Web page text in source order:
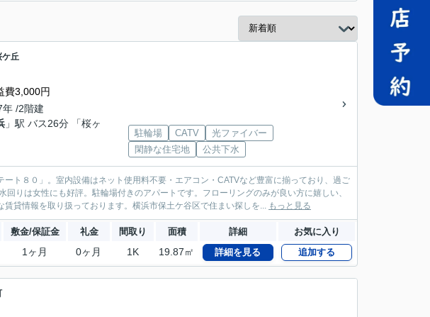
ケ丘
費3,000円
/2階建
」駅 バス26分 「桜ヶ
駐輪場 CATV
光ファイバー
閑静な住宅地
公共下水
ト８０」。室内設備はネット使用料不要・エアコン・CATVなど豊富に揃っており、過ご
りは女性にも好評。駐輪場付きのアパートです。フローリングのみが良い方に嬉しい、
貸情報を取り扱っております。横浜市保土ケ谷区で住まい探しを... もっと見る
敷金/保証金 礼金 間取り 面積 詳細 お気に入り
1ヶ月 0ヶ月 1K 19.87㎡ 詳細を見る 追加する